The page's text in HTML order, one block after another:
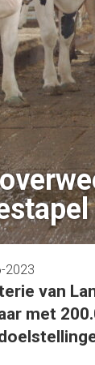
2023
van
met